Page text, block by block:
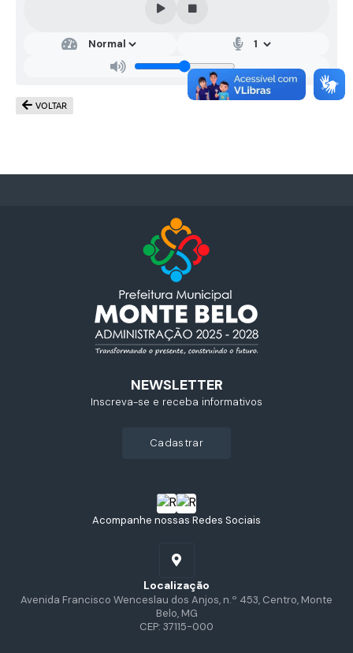
VOLTAR
Acompanhe nossas Redes Sociais
Localização
Avenida Francisco Wenceslau dos Anjos, n.º 453, Centro, Monte
Belo, MG
CEP: 37115-000
NEWSLETTER
Inscreva-se e receba informativos
cadastrar